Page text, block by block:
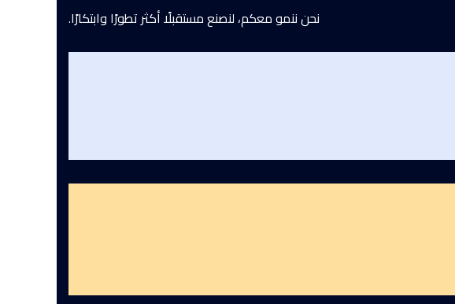
نحن ننمو معكم، لنصنع مستقبلًا أكثر تطورًا وابتكارًا.